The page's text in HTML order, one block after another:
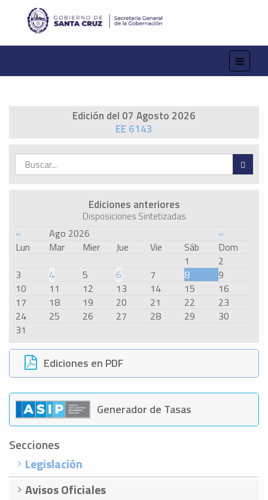
Edición del 07 Agosto 2026
EE 6143
Ediciones anteriores
Disposiciones Sintetizadas
« Ago 2026
»
Lun
Mar Mier Jue Vie Sáb
Dom
1
2
3
4 5 6 7 8
9
10
11 12 13 14 15
16
17
18 19 20 21 22
23
24
25 26 27 28 29
30
31
Ediciones en PDF
Generador de Tasas
Secciones
Legislación
Avisos Oficiales